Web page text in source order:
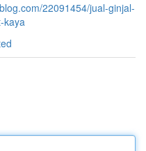
22091454/jual-ginjal-
kaya